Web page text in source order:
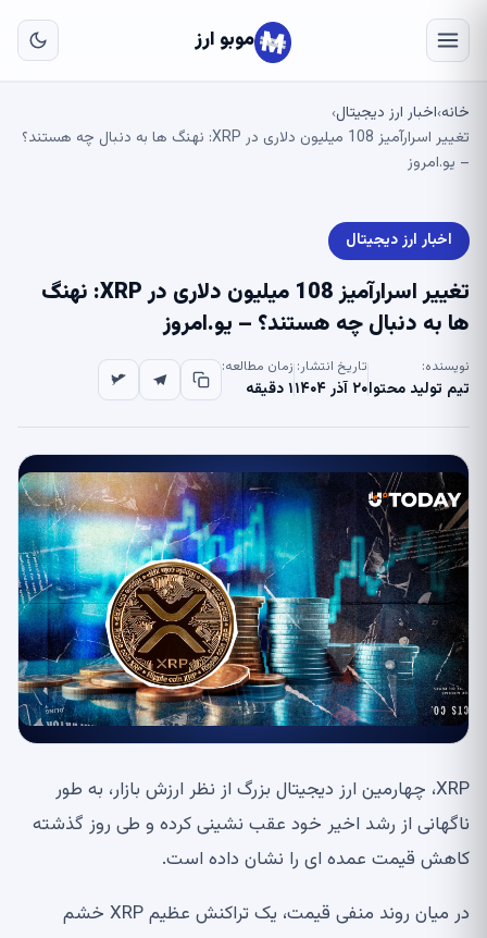
موبو ارز
خانه›اخبار ارز دیجیتال›
تغییر اسرارآمیز 108 میلیون دلاری در XRP: نهنگ ها به دنبال چه هستند؟
– یو.امروز
اخبار ارز دیجیتال
تغییر اسرارآمیز 108 میلیون دلاری در XRP: نهنگ
ها به دنبال چه هستند؟ – یو.امروز
نویسنده:
تیم تولید محتوا
تاریخ انتشار:
۲۰ آذر ۱۴۰۴
زمان مطالعه:
۱ دقیقه
XRP، چهارمین ارز دیجیتال بزرگ از نظر ارزش بازار، به طور
ناگهانی از رشد اخیر خود عقب نشینی کرده و طی روز گذشته
کاهش قیمت عمده ای را نشان داده است.
در میان روند منفی قیمت، یک تراکنش عظیم XRP خشم